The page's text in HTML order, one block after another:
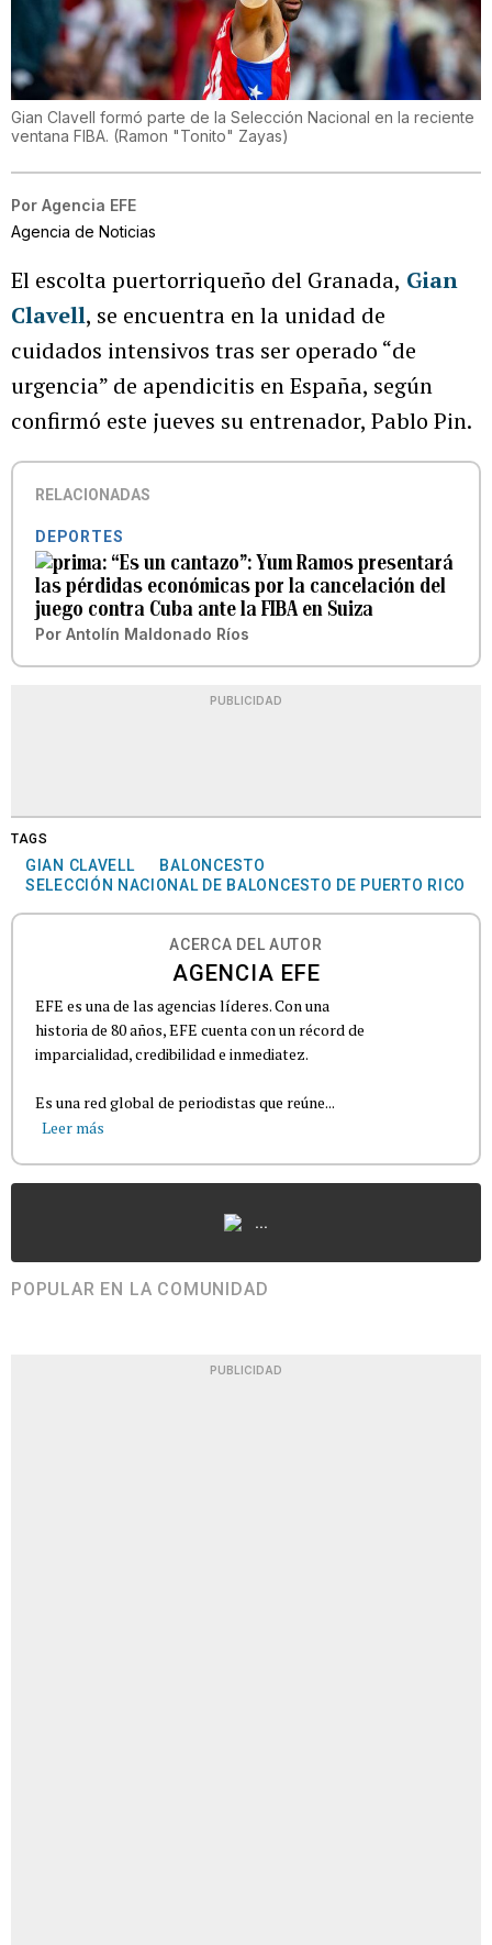
Gian Clavell formó parte de la Selección Nacional en la reciente
ventana FIBA. (Ramon "Tonito" Zayas)
Por Agencia EFE
Agencia de Noticias
El escolta puertorriqueño del Granada, Gian
Clavell, se encuentra en la unidad de
cuidados intensivos tras ser operado “de
urgencia” de apendicitis en España, según
confirmó este jueves su entrenador, Pablo Pin.
RELACIONADAS
DEPORTES
“Es un cantazo”: Yum Ramos presentará
las pérdidas económicas por la cancelación del
juego contra Cuba ante la FIBA en Suiza
Por Antolín Maldonado Ríos
PUBLICIDAD
TAGS
GIAN CLAVELL
BALONCESTO
SELECCIÓN NACIONAL DE BALONCESTO DE PUERTO RICO
ACERCA DEL AUTOR
AGENCIA EFE
EFE es una de las agencias líderes. Con una
historia de 80 años, EFE cuenta con un récord de
imparcialidad, credibilidad e inmediatez.
Es una red global de periodistas que reúne...
Leer más
...
POPULAR EN LA COMUNIDAD
PUBLICIDAD